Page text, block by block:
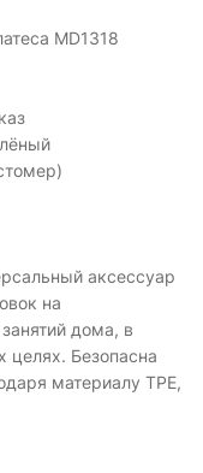
MD1318
аксессуар
на
дома, в
целях. Безопасна
материалу TPE,